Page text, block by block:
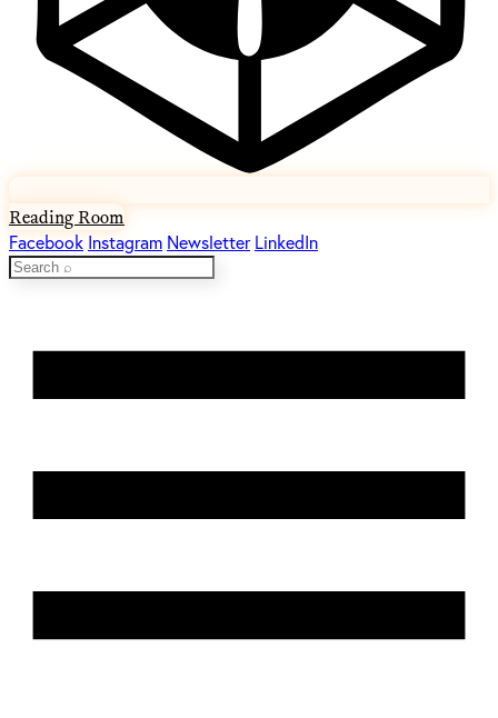
Reading Room
Facebook Instagram Newsletter LinkedIn